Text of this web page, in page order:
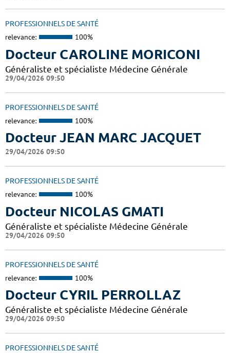
PROFESSIONNELS DE SANTÉ
relevance: 100%
Docteur CAROLINE MORICONI
Généraliste et spécialiste Médecine Générale
29/04/2026 09:50
PROFESSIONNELS DE SANTÉ
relevance: 100%
Docteur JEAN MARC JACQUET
29/04/2026 09:50
PROFESSIONNELS DE SANTÉ
relevance: 100%
Docteur NICOLAS GMATI
Généraliste et spécialiste Médecine Générale
29/04/2026 09:50
PROFESSIONNELS DE SANTÉ
relevance: 100%
Docteur CYRIL PERROLLAZ
Généraliste et spécialiste Médecine Générale
29/04/2026 09:50
PROFESSIONNELS DE SANTÉ